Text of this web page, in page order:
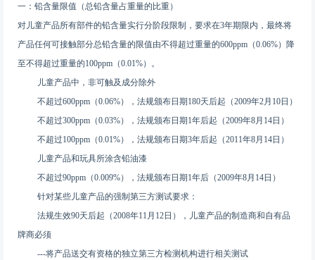
一：铅含量限值（总铅含量占重量的比重）
对儿童产品所有部件的铅含量实行分阶段限制，要求在3年期限内，最终将
产品任何可接触部分总铅含量的限值由不得超过重量的600ppm（0.06%）降
至不得超过重量的100ppm（0.01%）。
儿童产品中，非可触及成分除外
不超过600ppm（0.06%），法规颁布日期180天后起（2009年2月10日）
不超过300ppm（0.03%），法规颁布日期1年后起（2009年8月14日）
不超过100ppm（0.01%），法规颁布日期3年后起（2011年8月14日）
儿童产品和玩具所涂含铅油漆
不超过90ppm（0.009%），法规颁布日期1年后（2009年8月14日）
针对某些儿童产品的强制第三方测试要求：
法规生效90天后起（2008年11月12日），儿童产品的制造商和自有品
牌商必须
---将产品送交有资格的独立第三方检测机构进行相关测试